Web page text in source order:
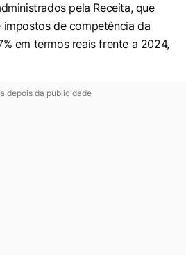
pela Receita, que
de competência da
em termos reais frente a 2024,
depois da publicidade